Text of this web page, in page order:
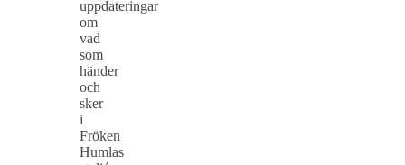
uppdateringar
om
vad
som
händer
och
sker
i
Fröken
Humlas